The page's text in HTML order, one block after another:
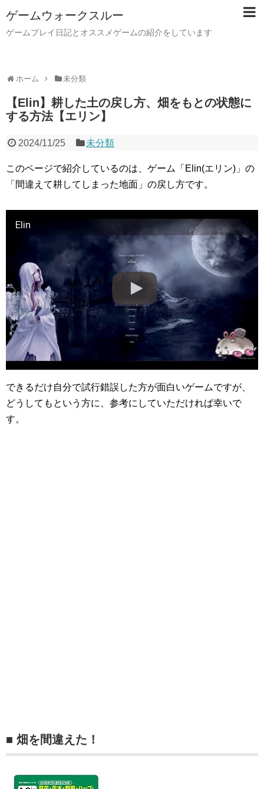
ゲームウォークスルー
ゲームプレイ日記とオススメゲームの紹介をしています
ホーム 未分類
【Elin】耕した土の戻し方、畑をもとの状態に
する方法【エリン】
2024/11/25 未分類
このページで紹介しているのは、ゲーム「Elin(エリン)」の
「間違えて耕してしまった地面」の戻し方です。
Elin
できるだけ自分で試行錯誤した方が面白いゲームですが、
どうしてもという方に、参考にしていただければ幸いで
す。
■ 畑を間違えた！